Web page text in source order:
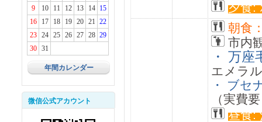
9 10 11 12 13 14
15
16
17 18 19 20 21 22
23
24 25 26 27 28 29
30
31
年間カレンダー
微信公式アカウント
夕食:
朝食
市内
・ 万座
エメラ
・ ブセ
（実費
昼食: